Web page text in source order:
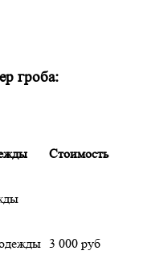
гроба:
Стоимость
3 000 руб